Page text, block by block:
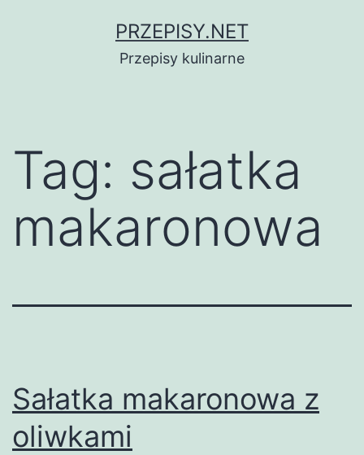
PRZEPISY.NET
Przepisy kulinarne
Tag: sałatka
makaronowa
Sałatka makaronowa z
oliwkami